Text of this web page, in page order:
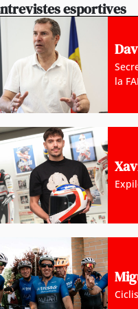
esportives
la